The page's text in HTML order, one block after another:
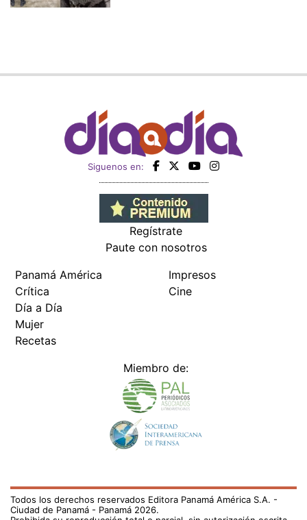
Siguenos en:
Regístrate
Paute con nosotros
Panamá América
Crítica
Día a Día
Mujer
Recetas
Impresos
Cine
Miembro de:
Todos los derechos reservados Editora Panamá América S.A. -
Ciudad de Panamá - Panamá 2026.